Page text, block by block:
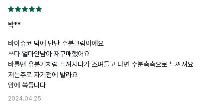
박**
바이슈코 덕에 만난 수분크림이에요
쓰다 얼마안남아 재구매했어요
바를땐 유분기처럼 느껴지다가 스며들고 나면 수분촉촉으로 느껴져요
저는주로 자기전에 발라요
맘에 쏙듭니다
2024.04.25